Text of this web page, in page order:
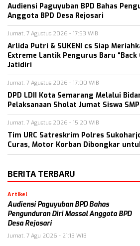
Audiensi Paguyuban BPD Bahas
Anggota BPD Desa Rejosari
Jumat, 7 Agustus 2026 - 17:53 WIB
Arlida Putri & SUKENI cs Siap
Extreme Lantik Pengurus Baru “Back
Jatidiri
Jumat, 7 Agustus 2026 - 17:00 WIB
DPD LDII Kota Semarang Melalui
Pelaksanaan Sholat Jumat Siswa
Jumat, 7 Agustus 2026 - 15:20 WIB
Tim URC Satreskrim Polres
Curas, Motor Korban Dibongkar
BERITA TERBARU
Artikel
Audiensi Paguyuban BPD Bahas
Pengunduran Diri Massal Anggota BPD
Desa Rejosari
Jumat, 7 Agu 2026 - 21:13 WIB